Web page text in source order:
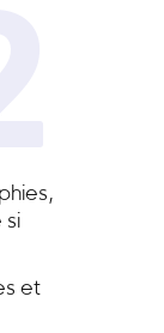
si
et